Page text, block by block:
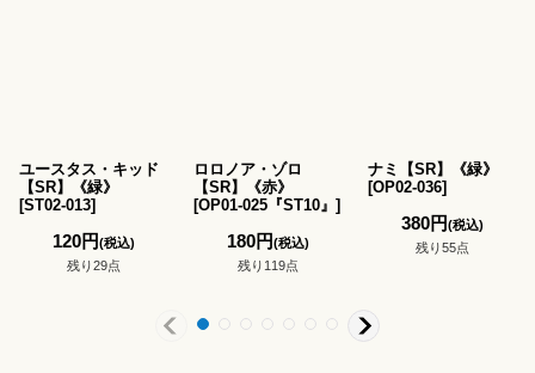
ユースタス・キッド
【SR】《緑》
[ST02-013]
120円(税込)
残り29点
ロロノア・ゾロ
【SR】《赤》
[OP01-025『ST10』 ]
180円(税込)
残り119点
ナミ【SR】《緑》
[OP02-036]
380円(税込)
残り55点